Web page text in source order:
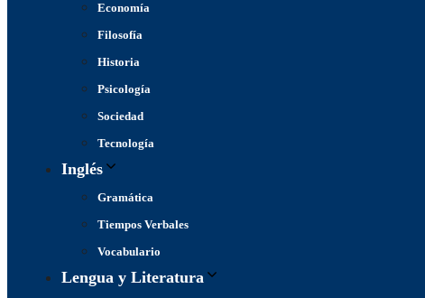
Economía
Filosofía
Historia
Psicología
Sociedad
Tecnología
Inglés
Gramática
Tiempos Verbales
Vocabulario
Lengua y Literatura